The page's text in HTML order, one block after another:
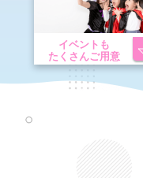
イベントも
たくさんご用意